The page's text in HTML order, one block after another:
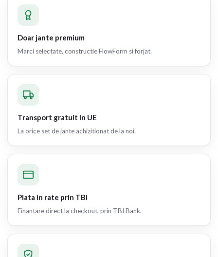
Doar jante premium
Marci selectate, constructie FlowForm si forjat.
Transport gratuit in UE
La orice set de jante achizitionat de la noi.
Plata in rate prin TBI
Finantare direct la checkout, prin TBI Bank.